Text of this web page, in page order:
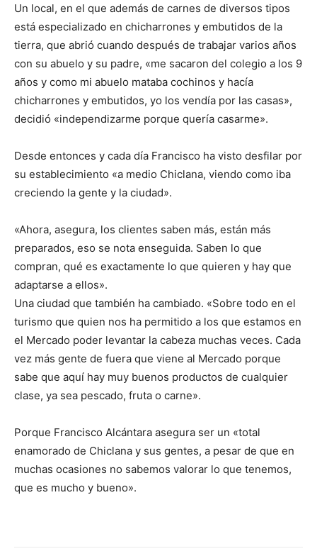
Un local, en el que además de carnes de diversos tipos
está especializado en chicharrones y embutidos de la
tierra, que abrió cuando después de trabajar varios años
con su abuelo y su padre, «me sacaron del colegio a los 9
años y como mi abuelo mataba cochinos y hacía
chicharrones y embutidos, yo los vendía por las casas»,
decidió «independizarme porque quería casarme».
Desde entonces y cada día Francisco ha visto desfilar por
su establecimiento «a medio Chiclana, viendo como iba
creciendo la gente y la ciudad».
«Ahora, asegura, los clientes saben más, están más
preparados, eso se nota enseguida. Saben lo que
compran, qué es exactamente lo que quieren y hay que
adaptarse a ellos».
Una ciudad que también ha cambiado. «Sobre todo en el
turismo que quien nos ha permitido a los que estamos en
el Mercado poder levantar la cabeza muchas veces. Cada
vez más gente de fuera que viene al Mercado porque
sabe que aquí hay muy buenos productos de cualquier
clase, ya sea pescado, fruta o carne».
Porque Francisco Alcántara asegura ser un «total
enamorado de Chiclana y sus gentes, a pesar de que en
muchas ocasiones no sabemos valorar lo que tenemos,
que es mucho y bueno».